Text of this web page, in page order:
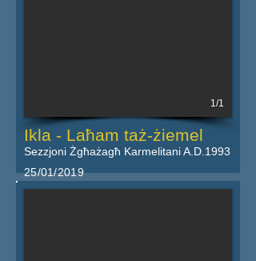
1/1
Ikla - Laħam taż-żiemel
Sezzjoni Żgħażagħ Karmelitani A.D.1993
25/01/2019
Iktar dettalji fil-powster